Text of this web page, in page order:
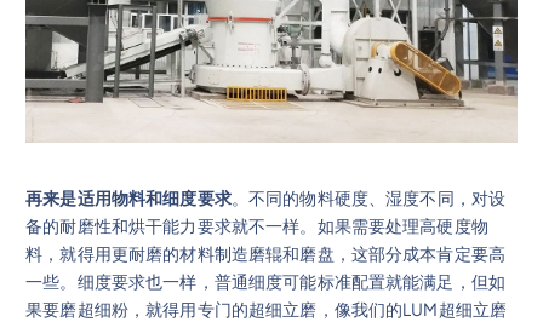
再来是适用物料和细度要求。不同的物料硬度、湿度不同，对设
备的耐磨性和烘干能力要求就不一样。如果需要处理高硬度物
料，就得用更耐磨的材料制造磨辊和磨盘，这部分成本肯定要高
一些。细度要求也一样，普通细度可能标准配置就能满足，但如
果要磨超细粉，就得用专门的超细立磨，像我们的LUM超细立磨